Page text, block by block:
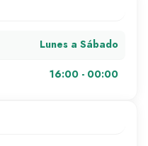
Lunes a Sábado
16:00 - 00:00